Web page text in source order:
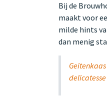
Bij de
maakt voor
milde hints
dan menig